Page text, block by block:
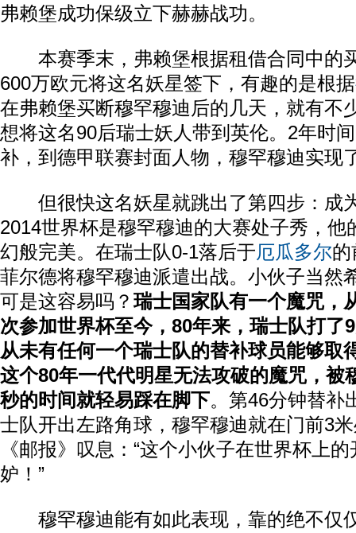
弗赖堡成功保级立下赫赫战功。
本赛季末，弗赖堡根据租借合同中的
600万欧元将这名妖星签下，有趣的是根据
在弗赖堡买断穆罕穆迪后的几天，就有不
想将这名90后瑞士妖人带到英伦。2年时
补，到德甲联赛封面人物，穆罕穆迪实现
但很快这名妖星就跳出了第四步：成
2014世界杯是穆罕穆迪的大赛处子秀，他
幻般完美。在瑞士队0-1落后于厄瓜多尔的
菲尔德将穆罕穆迪派遣出战。小伙子当然
可是这容易吗？瑞士国家队有一个魔咒，
次参加世界杯至今，80年来，瑞士队打了
从未有任何一个瑞士队的替补球员能够取
这个80年一代代明星无法攻破的魔咒，被
秒的时间就轻易踩在脚下。第46分钟替补
士队开出左路角球，穆罕穆迪就在门前3
《邮报》叹息：“这个小伙子在世界杯上
妒！”
穆罕穆迪能有如此表现，靠的绝不仅